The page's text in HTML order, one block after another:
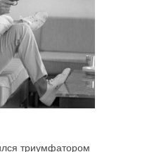
триумфатором